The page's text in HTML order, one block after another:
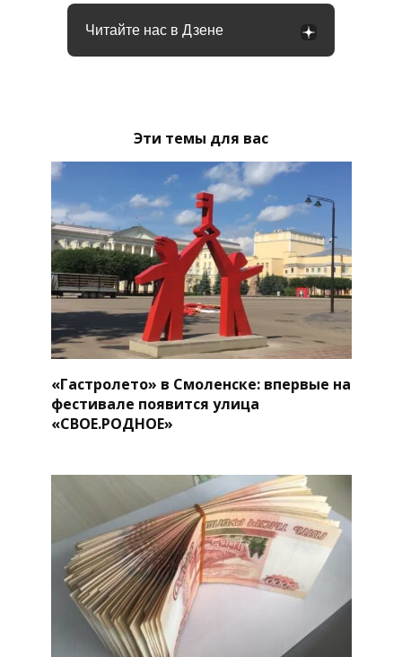
Читайте нас в Дзене
Эти темы для вас
«Гастролето» в Смоленске: впервые на
фестивале появится улица
«СВОЕ.РОДНОЕ»